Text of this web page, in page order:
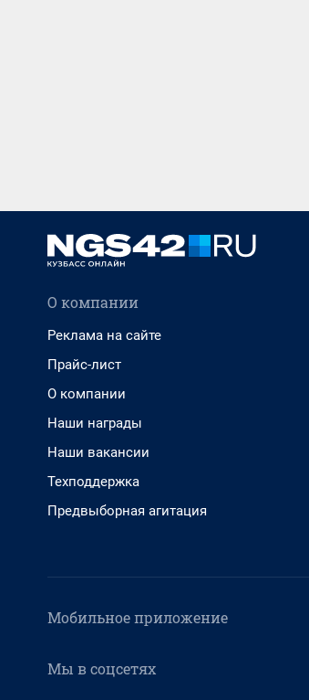
О компании
Реклама на сайте
Прайс-лист
О компании
Наши награды
Наши вакансии
Техподдержка
Предвыборная агитация
Мобильное приложение
Мы в соцсетях